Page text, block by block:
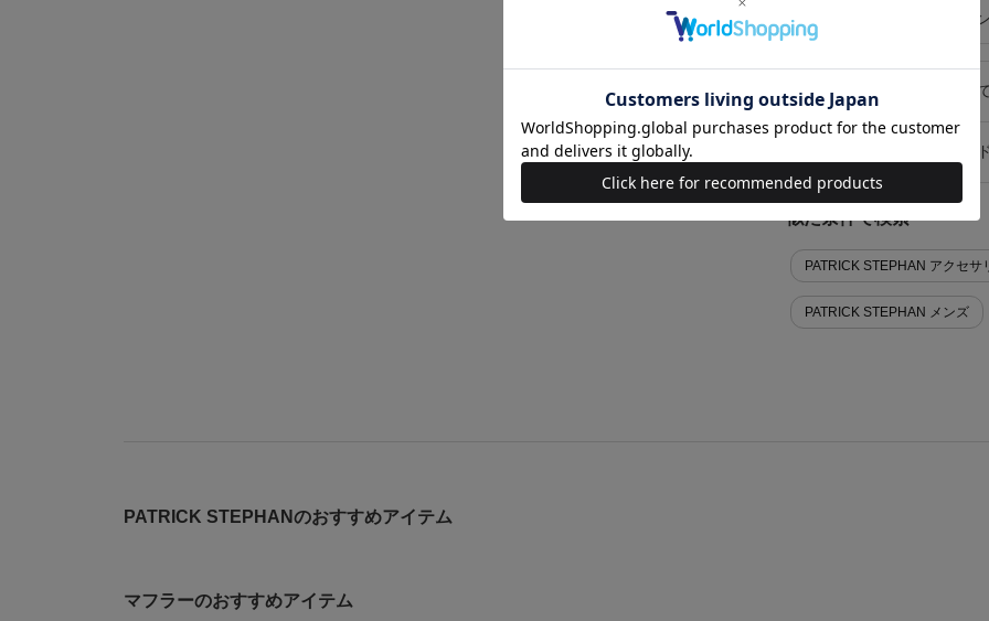
在庫店舗 オンライ
キャンセル・返品について
お買い物時のご利用ガイ
似た条件で検索
PATRICK STEPHAN アクセ
PATRICK STEPHAN メンズ
PATRICK STEPHANのおすすめアイテム
マフラーのおすすめアイテム